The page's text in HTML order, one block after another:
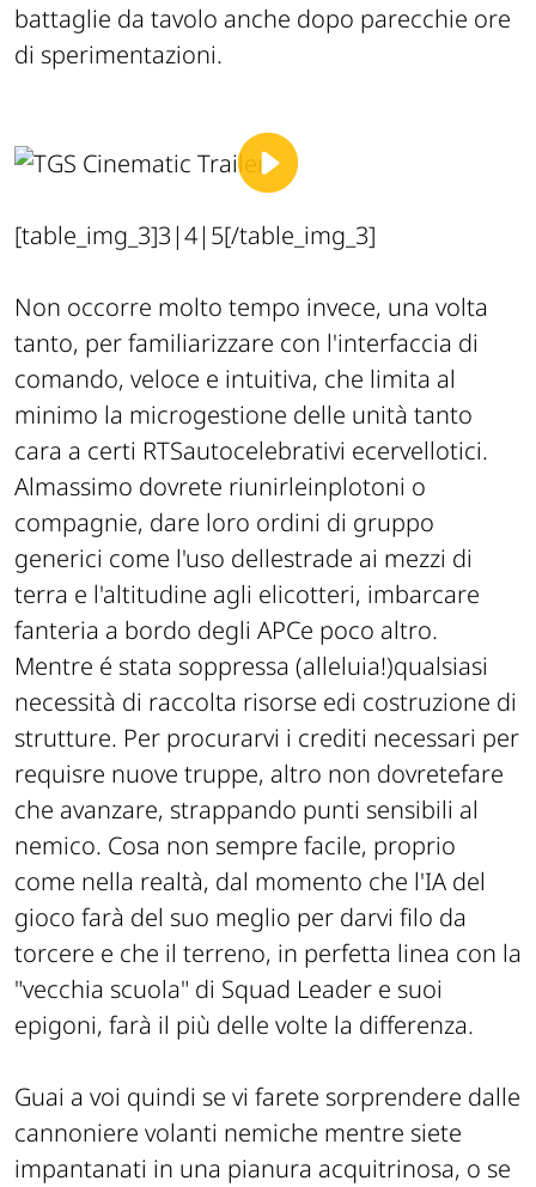
battaglie da tavolo anche dopo parecchie ore
di sperimentazioni.
[table_img_3]3|4|5[/table_img_3]
Non occorre molto tempo invece, una volta
tanto, per familiarizzare con l'interfaccia di
comando, veloce e intuitiva, che limita al
minimo la microgestione delle unità tanto
cara a certi RTSautocelebrativi ecervellotici.
Almassimo dovrete riunirleinplotoni o
compagnie, dare loro ordini di gruppo
generici come l'uso dellestrade ai mezzi di
terra e l'altitudine agli elicotteri, imbarcare
fanteria a bordo degli APCe poco altro.
Mentre é stata soppressa (alleluia!)qualsiasi
necessità di raccolta risorse edi costruzione di
strutture. Per procurarvi i crediti necessari per
requisre nuove truppe, altro non dovretefare
che avanzare, strappando punti sensibili al
nemico. Cosa non sempre facile, proprio
come nella realtà, dal momento che l'IA del
gioco farà del suo meglio per darvi filo da
torcere e che il terreno, in perfetta linea con la
"vecchia scuola" di Squad Leader e suoi
epigoni, farà il più delle volte la differenza.
Guai a voi quindi se vi farete sorprendere dalle
cannoniere volanti nemiche mentre siete
impantanati in una pianura acquitrinosa, o se